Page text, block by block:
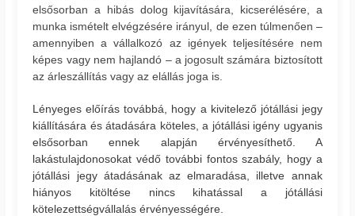
elsősorban a hibás dolog kijavítására, kicserélésére, a
munka ismételt elvégzésére irányul, de ezen túlmenően ‒
amennyiben a vállalkozó az igények teljesítésére nem
képes vagy nem hajlandó – a jogosult számára biztosított
az árleszállítás vagy az elállás joga is.
Lényeges előírás továbbá, hogy a kivitelező jótállási jegy
kiállítására és átadására köteles, a jótállási igény ugyanis
elsősorban ennek alapján érvényesíthető. A
lakástulajdonosokat védő további fontos szabály, hogy a
jótállási jegy átadásának az elmaradása, illetve annak
hiányos kitöltése nincs kihatással a jótállási
kötelezettségvállalás érvényességére.